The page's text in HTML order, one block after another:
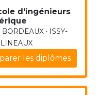
d'ingénieurs
• ISSY-
les diplômes